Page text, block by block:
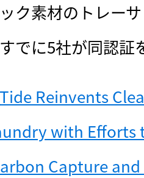
ク素材のトレー
でに5社が同認証
Tide Reinvents
with Efforts
Capture